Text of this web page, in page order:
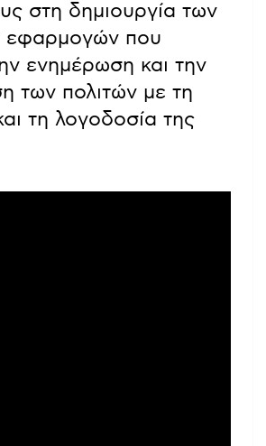
στη δημιουργία των
εφαρμογών που
ενημέρωση και την
των πολιτών με τη
τη λογοδοσία της